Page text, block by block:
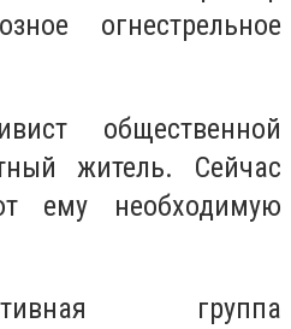
огнестрельное
общественной
житель. Сейчас
ему необходимую
группа